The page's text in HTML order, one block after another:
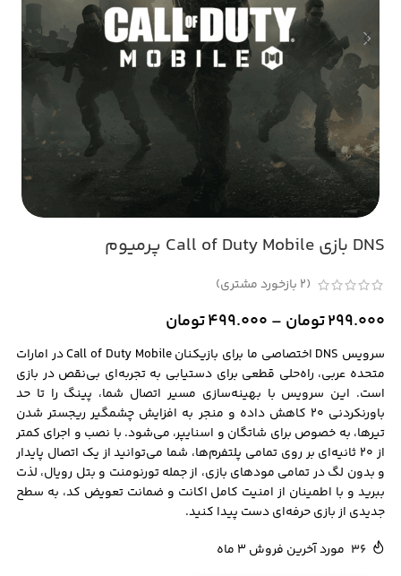
DNS بازی Call of Duty Mobile پرمیوم
(
2 بازخورد مشتری)
299.000تومان –
499.000تومان
سرویس DNS اختصاصی ما برای بازیکنان Call of Duty Mobile در امارات
متحده عربی، راه‌حلی قطعی برای دستیابی به تجربه‌ای بی‌نقص در بازی
است. این سرویس با بهینه‌سازی مسیر اتصال شما، پینگ را تا حد
باورنکردنی ۲۰ کاهش داده و منجر به افزایش چشمگیر ریجستر شدن
تیرها، به خصوص برای شاتگان و اسنایپر، می‌شود. با نصب و اجرای کمتر
از ۲۰ ثانیه‌ای بر روی تمامی پلتفرم‌ها، شما می‌توانید از یک اتصال پایدار
و بدون لگ در تمامی مودهای بازی، از جمله تورنومنت و بتل رویال، لذت
ببرید و با اطمینان از امنیت کامل اکانت و ضمانت تعویض کد، به سطح
جدیدی از بازی حرفه‌ای دست پیدا کنید.
36 مورد آخرین فروش 3 ماه